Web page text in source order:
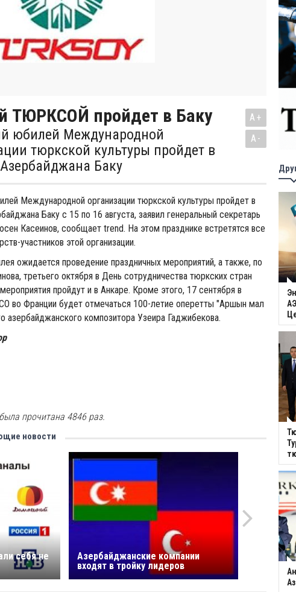
ТЮРКСОЙ пройдет в Баку
юбилей Международной
тюркской культуры пройдет в
Баку
A+
A-
Международной организации тюркской культуры пройдет в
Баку с 15 по 16 августа, заявил генеральный секретарь
Касеинов, сообщает trend. На этом празднике встретятся все
участников этой организации.
ожидается проведение праздничных мероприятий, а также, по
третьего октября в День сотрудничества тюркских стран
пройдут и в Анкаре. Кроме этого, 17 сентября в
во Франции будет отмечаться 100-летие оперетты "Аршын мал
азербайджанского композитора Узеира Гаджибекова.
прочитана 4846 раз.
новости
себя не
Азербайджанские компании
входят в тройку лидеров